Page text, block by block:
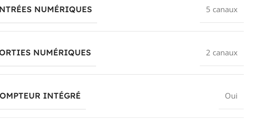
NUMÉRIQUES 5 canaux
NUMÉRIQUES 2 canaux
INTÉGRÉ Oui